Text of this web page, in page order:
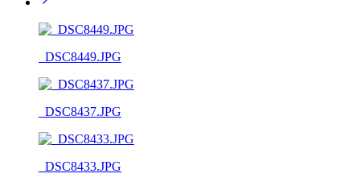
_DSC8449.JPG
_DSC8437.JPG
_DSC8433.JPG